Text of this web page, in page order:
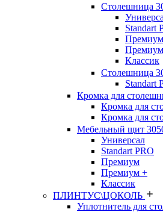
Столешница
Standart
Премиум
Классик
Столешница
Standart
Кромка для
Кромка для
Кромка для
Мебельный щит
Универсал
Standart PRO
Премиум
Премиум +
Классик
ПЛИНТУС\ЦОКОЛЬ
Уплотнитель для